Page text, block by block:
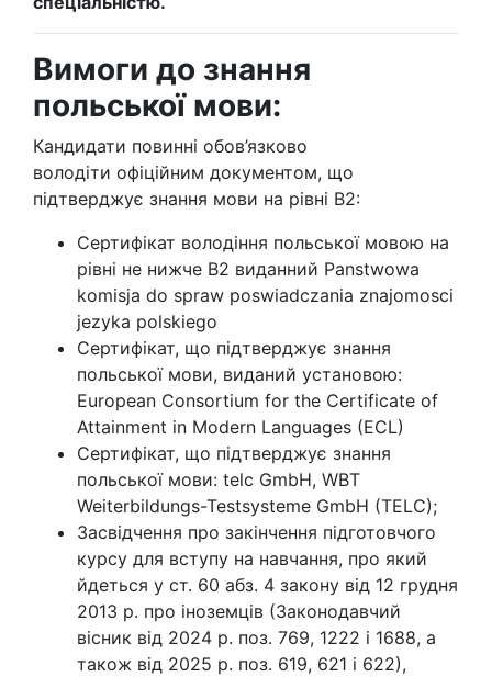
Вимоги до знання
польської мови:
Кандидати повинні обов’язково
володіти офіційним документом, що
підтверджує знання мови на рівні B2:
Сертифікат володіння польської мовою на
рівні не нижче В2 виданний Panstwowa
komisja do spraw poswiadczania znajomosci
jezyka polskiego
Сертифікат, що підтверджує знання
польської мови, виданий установою:
European Consortium for the Certificate of
Attainment in Modern Languages (ECL)
Сертифікат, що підтверджує знання
польської мови: telc GmbH, WBT
Weiterbildungs-Testsysteme GmbH (TELC);
Засвідчення про закінчення підготовчого
курсу для вступу на навчання, про який
йдеться у ст. 60 абз. 4 закону від 12 грудня
2013 р. про іноземців (Законодавчий
вісник від 2024 р. поз. 769, 1222 і 1688, а
також від 2025 р. поз. 619, 621 і 622),